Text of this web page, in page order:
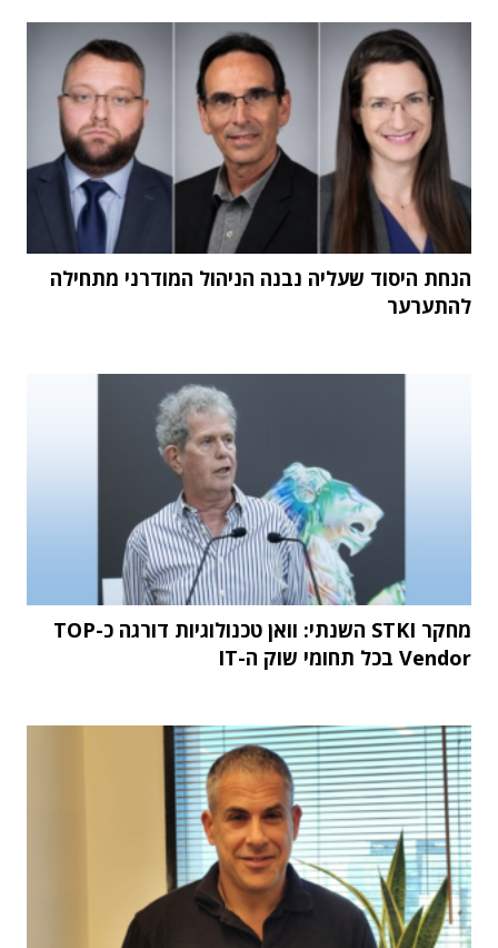
הנחת היסוד שעליה נבנה הניהול המודרני מתחילה
להתערער
מחקר STKI השנתי: וואן טכנולוגיות דורגה כ-TOP
Vendor בכל תחומי שוק ה-IT